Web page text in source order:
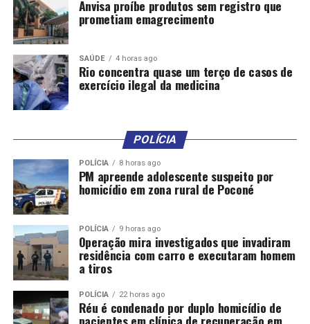
Anvisa proíbe produtos sem registro que
prometiam emagrecimento
SAÚDE 4 horas ago
Rio concentra quase um terço de casos de
exercício ilegal da medicina
POLÍCIA
POLÍCIA 8 horas ago
PM apreende adolescente suspeito por
homicídio em zona rural de Poconé
POLÍCIA 9 horas ago
Operação mira investigados que invadiram
residência com carro e executaram homem
a tiros
POLÍCIA 22 horas ago
Réu é condenado por duplo homicídio de